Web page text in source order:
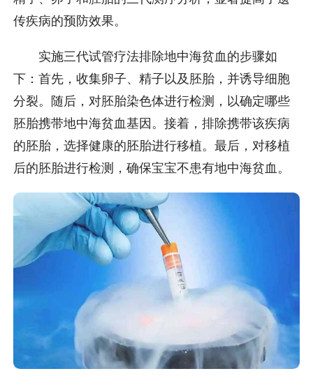
传疾病的预防效果。
实施三代试管疗法排除地中海贫血的步骤如
下：首先，收集卵子、精子以及胚胎，并诱导细胞
分裂。随后，对胚胎染色体进行检测，以确定哪些
胚胎携带地中海贫血基因。接着，排除携带该疾病
的胚胎，选择健康的胚胎进行移植。最后，对移植
后的胚胎进行检测，确保宝宝不患有地中海贫血。